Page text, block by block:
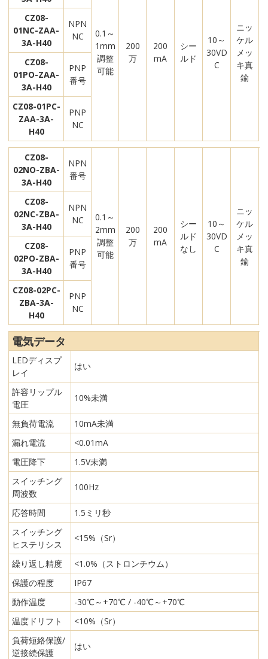
0.1～
1mm
調整
可能
200
万
200
mA
シー
ルド
10～
30VD
C
ニッ
ケル
メッ
キ真
鍮
CZ08-
01NC-ZAA-
3A-H40
NPN
NC
CZ08-
01PO-ZAA-
3A-H40
PNP
番号
CZ08-01PC-
ZAA-3A-
H40
PNP
NC
CZ08-
02NO-ZBA-
3A-H40
NPN
番号
0.1～
2mm
調整
可能
200
万
200
mA
シー
ルド
なし
10～
30VD
C
ニッ
ケル
メッ
キ真
鍮
CZ08-
02NC-ZBA-
3A-H40
NPN
NC
CZ08-
02PO-ZBA-
3A-H40
PNP
番号
CZ08-02PC-
ZBA-3A-
H40
PNP
NC
電気データ
LEDディスプ
レイ
はい
許容リップル
電圧
10%未満
無負荷電流
10mA未満
漏れ電流
<0.01mA
電圧降下
1.5V未満
スイッチング
周波数
100Hz
応答時間
1.5ミリ秒
スイッチング
ヒステリシス
<15%（Sr）
繰り返し精度
<1.0%（ストロンチウム）
保護の程度
IP67
動作温度
-30℃～+70℃ / -40℃～+70℃
温度ドリフト
<10%（Sr）
負荷短絡保護/
逆接続保護
はい